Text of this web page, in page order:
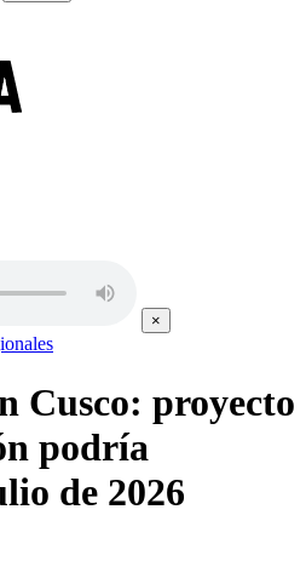
×
Cusco: proyecto
podría
de 2026